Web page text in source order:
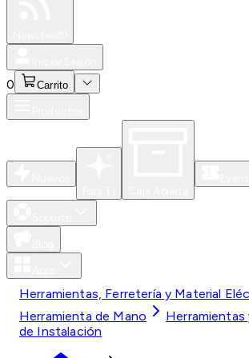
0 Carrito
Herramientas, Ferretería y Material
Herramienta de Mano
de Instalación